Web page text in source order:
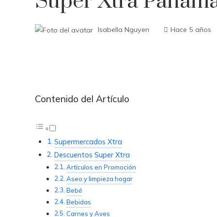
Isabella Nguyen Hace 5 años
Contenido del Artículo
Supermercados Xtra
Descuentos Super Xtra
Artículos en Promoción
Aseo y limpieza hogar
Bebé
Bebidas
Carnes y Aves